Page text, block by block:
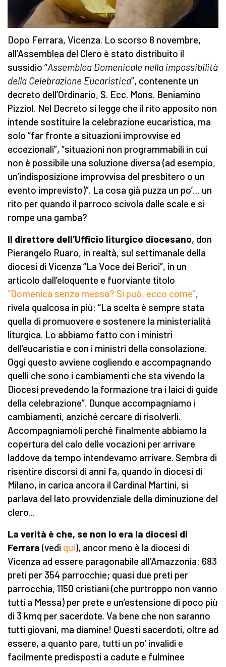
Dopo Ferrara, Vicenza. Lo scorso 8 novembre,
all’Assemblea del Clero è stato distribuito il
sussidio “Assemblea Domenicale nella impossibilità
della Celebrazione Eucaristica”, contenente un
decreto dell’Ordinario, S. Ecc. Mons. Beniamino
Pizziol. Nel Decreto si legge che il rito apposito non
intende sostituire la celebrazione eucaristica, ma
solo “far fronte a situazioni improvvise ed
eccezionali”, “situazioni non programmabili in cui
non è possibile una soluzione diversa (ad esempio,
un’indisposizione improvvisa del presbitero o un
evento imprevisto)”. La cosa già puzza un po’… un
rito per quando il parroco scivola dalle scale e si
rompe una gamba?
Il direttore dell’Ufficio liturgico diocesano, don
Pierangelo Ruaro, in realtà, sul settimanale della
diocesi di Vicenza “La Voce dei Berici”, in un
articolo dall’eloquente e fuorviante titolo
“Domenica senza messa? Si può, ecco come”,
rivela qualcosa in più: “La scelta è sempre stata
quella di promuovere e sostenere la ministerialità
liturgica. Lo abbiamo fatto con i ministri
dell’eucaristia e con i ministri della consolazione.
Oggi questo avviene cogliendo e accompagnando
quelli che sono i cambiamenti che sta vivendo la
Diocesi prevedendo la formazione tra i laici di guide
della celebrazione”. Dunque accompagniamo i
cambiamenti, anziché cercare di risolverli.
Accompagniamoli perché finalmente abbiamo la
copertura del calo delle vocazioni per arrivare
laddove da tempo intendevamo arrivare. Sembra di
risentire discorsi di anni fa, quando in diocesi di
Milano, in carica ancora il Cardinal Martini, si
parlava del lato provvidenziale della diminuzione del
clero...
La verità è che, se non lo era la diocesi di
Ferrara (vedi qui), ancor meno è la diocesi di
Vicenza ad essere paragonabile all’Amazzonia: 683
preti per 354 parrocchie; quasi due preti per
parrocchia, 1150 cristiani (che purtroppo non vanno
tutti a Messa) per prete e un’estensione di poco più
di 3 kmq per sacerdote. Va bene che non saranno
tutti giovani, ma diamine! Questi sacerdoti, oltre ad
essere, a quanto pare, tutti un po’ invalidi e
facilmente predisposti a cadute e fulminee